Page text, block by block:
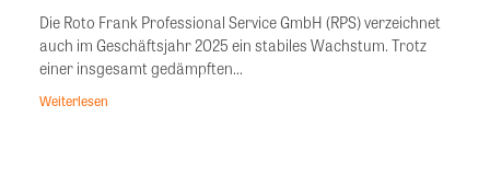
Die Roto Frank Professional Service GmbH (RPS) verzeichnet
auch im Geschäftsjahr 2025 ein stabiles Wachstum. Trotz
einer insgesamt gedämpften...
Weiterlesen